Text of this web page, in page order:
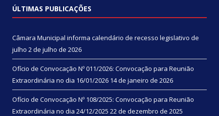
ÚLTIMAS PUBLICAÇÕES
Câmara Municipal informa calendário de recesso legislativo de
julho 2 de julho de 2026
Ofício de Convocação Nº 011/2026: Convocação para Reunião
Extraordinária no dia 16/01/2026 14 de janeiro de 2026
Ofício de Convocação Nº 108/2025: Convocação para Reunião
Extraordinária no dia 24/12/2025 22 de dezembro de 2025